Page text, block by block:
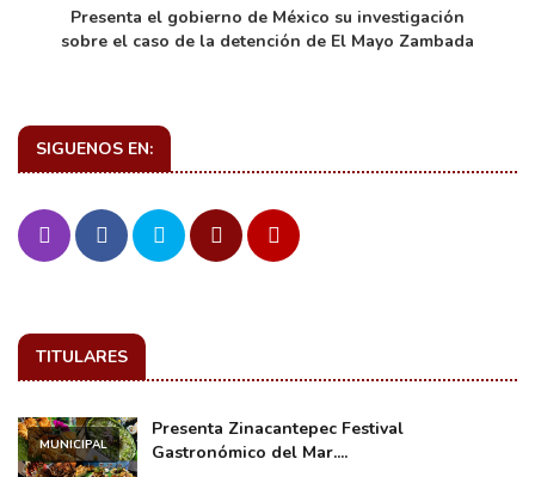
Presenta el gobierno de México su investigación
sobre el caso de la detención de El Mayo Zambada
SIGUENOS EN:
TITULARES
MUNICIPAL
Presenta Zinacantepec Festival
Gastronómico del Mar....